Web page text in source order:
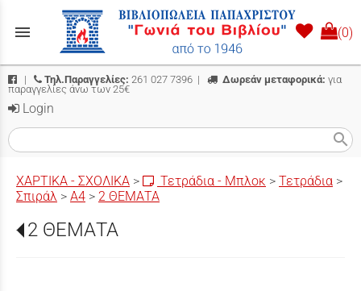
menu (0)
| Τηλ.Παραγγελίες: 261 027 7396 | Δωρεάν μεταφορικά: για
παραγγελίες άνω των 25€
Login
search
ΧΑΡΤΙΚΑ - ΣΧΟΛΙΚΑ > Τετράδια - Μπλοκ > Τετράδια >
Σπιράλ > Α4 > 2 ΘΕΜΑΤΑ
2 ΘΕΜΑΤΑ